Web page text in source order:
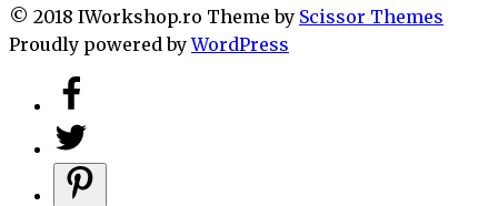
© 2018 IWorkshop.ro Theme by Scissor Themes
Proudly powered byWordPress